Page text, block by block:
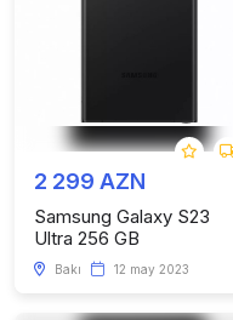
2 299 AZN
Samsung Galaxy S23
Ultra 256 GB
Bakı 12 may 2023